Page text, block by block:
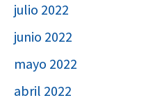
julio 2022
junio 2022
mayo 2022
abril 2022